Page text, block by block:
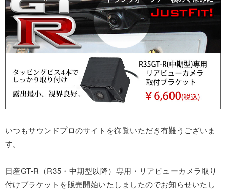
いつもサウンドプロのサイトを御覧いただき有難うございま
す。
日産GT-R（R35・中期型以降）専用・リアビューカメラ取り
付けブラケットを販売開始いたしましたのでお知らせいたし